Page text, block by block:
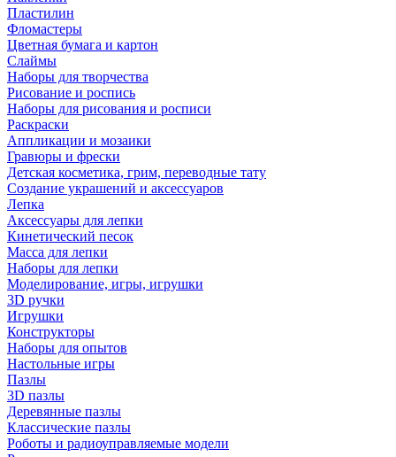
Пластилин
Фломастеры
Цветная бумага и картон
Слаймы
Наборы для творчества
Рисование и роспись
Наборы для рисования и росписи
Раскраски
Аппликации и мозаики
Гравюры и фрески
Детская косметика, грим, переводные тату
Создание украшений и аксессуаров
Лепка
Аксессуары для лепки
Кинетический песок
Масса для лепки
Наборы для лепки
Моделирование, игры, игрушки
3D ручки
Игрушки
Конструкторы
Наборы для опытов
Настольные игры
Пазлы
3D пазлы
Деревянные пазлы
Классические пазлы
Роботы и радиоуправляемые модели